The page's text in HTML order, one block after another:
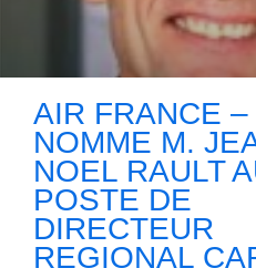
AIR FRANCE –
NOMME M.
NOEL RAULT
POSTE DE
DIRECTEUR
REGIONAL